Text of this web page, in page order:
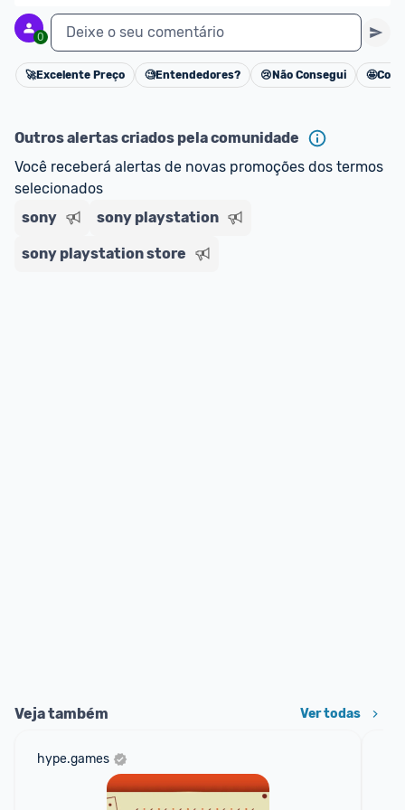
E lembre-se: você sempre pode contar ajuda da
comunidade para tirar dúvidas ou acionar os
0 Deixe o seu comentário
Cancelar
🚀Excelente Preço 🧐Entendedores? 😢 Não Consegui 🤩
Outros alertas criados pela comunidade
Você receberá alertas de novas promoções dos termos
selecionados
sony
sony playstation
sony playstation store
Veja também Ver todas
hype.games